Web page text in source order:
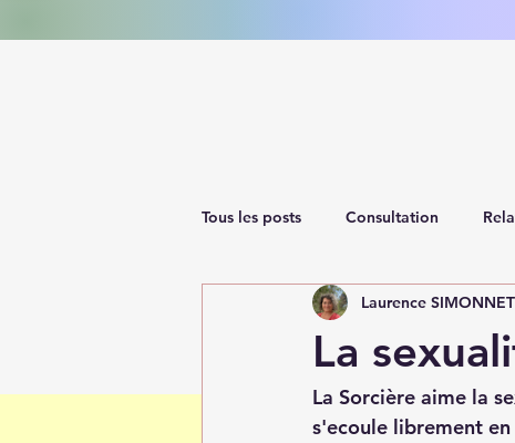
Tous les posts Consultation
Renaissance
La
Laurence SIMONNET
La Sorcière aime la
s'ecoule librement